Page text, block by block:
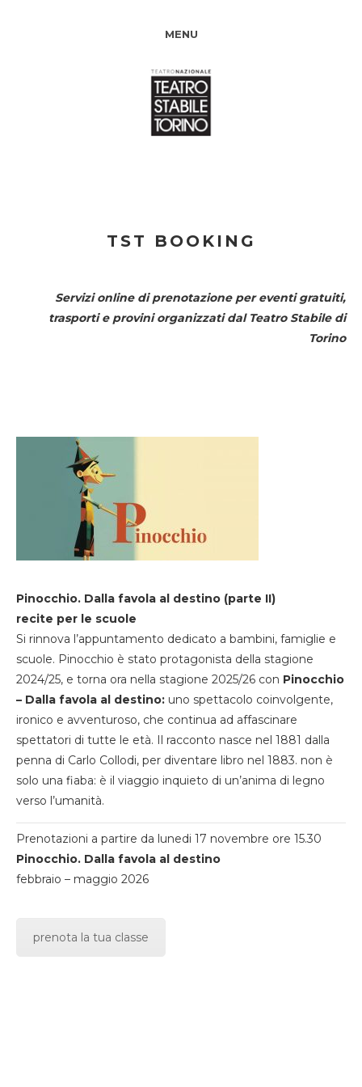
MENU
TST BOOKING
Servizi online di prenotazione per eventi gratuiti,
trasporti e provini organizzati dal Teatro Stabile di
Torino
Pinocchio. Dalla favola al destino (parte II)
recite per le scuole
Si rinnova l’appuntamento dedicato a bambini, famiglie e
scuole. Pinocchio è stato protagonista della stagione
2024/25, e torna ora nella stagione 2025/26 con Pinocchio
– Dalla favola al destino: uno spettacolo coinvolgente,
ironico e avventuroso, che continua ad affascinare
spettatori di tutte le età. Il racconto nasce nel 1881 dalla
penna di Carlo Collodi, per diventare libro nel 1883. non è
solo una fiaba: è il viaggio inquieto di un’anima di legno
verso l’umanità.
Prenotazioni a partire da lunedi 17 novembre ore 15.30
Pinocchio. Dalla favola al destino
febbraio – maggio 2026
prenota la tua classe